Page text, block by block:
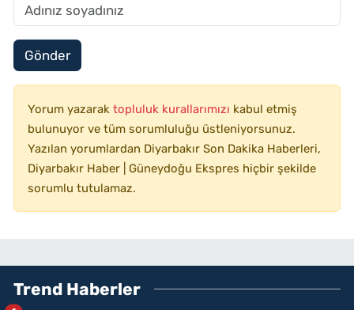
Gönder
Yorum yazarak topluluk kurallarımızı kabul etmiş
bulunuyor ve tüm sorumluluğu üstleniyorsunuz.
Yazılan yorumlardan Diyarbakır Son Dakika Haberleri,
Diyarbakır Haber | Güneydoğu Ekspres hiçbir şekilde
sorumlu tutulamaz.
Trend Haberler